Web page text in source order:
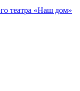
театра «Наш дом»